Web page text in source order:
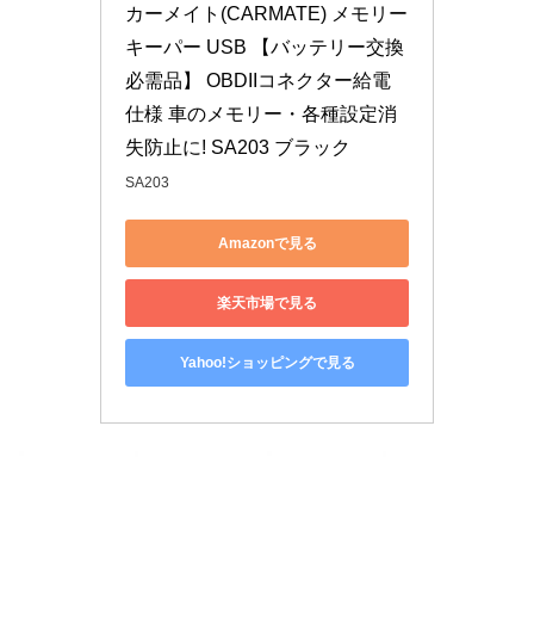
カーメイト(CARMATE) メモリー
キーパー USB 【バッテリー交換
必需品】 OBDIIコネクター給電
仕様 車のメモリー・各種設定消
失防止に! SA203 ブラック
SA203
Amazonで見る
楽天市場で見る
Yahoo!ショッピングで見る